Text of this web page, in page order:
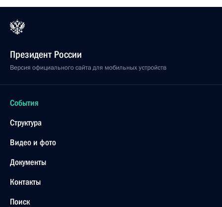
Президент России
Версия официального сайта для мобильных устройств
События
Структура
Видео и фото
Документы
Контакты
Поиск